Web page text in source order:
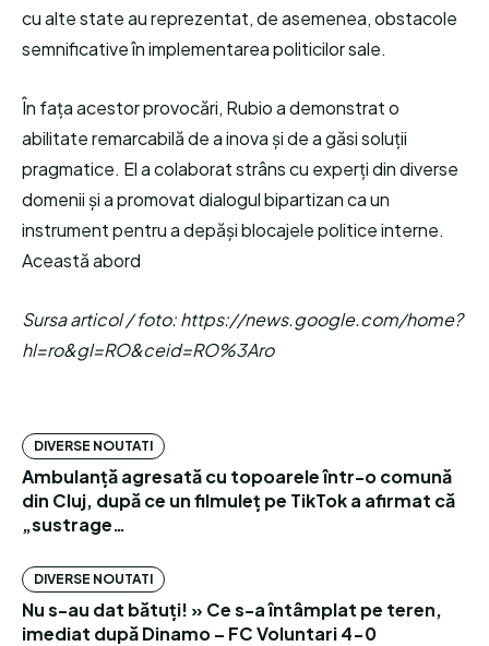
cu alte state au reprezentat, de asemenea, obstacole
semnificative în implementarea politicilor sale.
În fața acestor provocări, Rubio a demonstrat o
abilitate remarcabilă de a inova și de a găsi soluții
pragmatice. El a colaborat strâns cu experți din diverse
domenii și a promovat dialogul bipartizan ca un
instrument pentru a depăși blocajele politice interne.
Această abord
Sursa articol / foto: https://news.google.com/home?
hl=ro&gl=RO&ceid=RO%3Aro
DIVERSE NOUTATI
Ambulanță agresată cu topoarele într-o comună
din Cluj, după ce un filmuleț pe TikTok a afirmat că
„sustrage…
DIVERSE NOUTATI
Nu s-au dat bătuți! » Ce s-a întâmplat pe teren,
imediat după Dinamo – FC Voluntari 4-0